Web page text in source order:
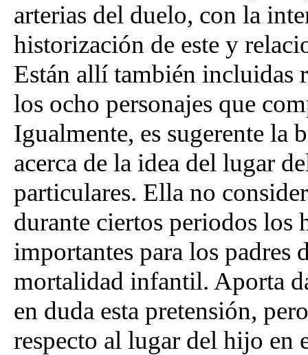
arterias del duelo, con la
historización de este y
Están allí también incluidas
los ocho personajes que
Igualmente, es sugerente la
acerca de la idea del lugar
particulares. Ella no
durante ciertos periodos los
importantes para los padres
mortalidad infantil. Aporta
en duda esta pretensión,
respecto al lugar del hijo en